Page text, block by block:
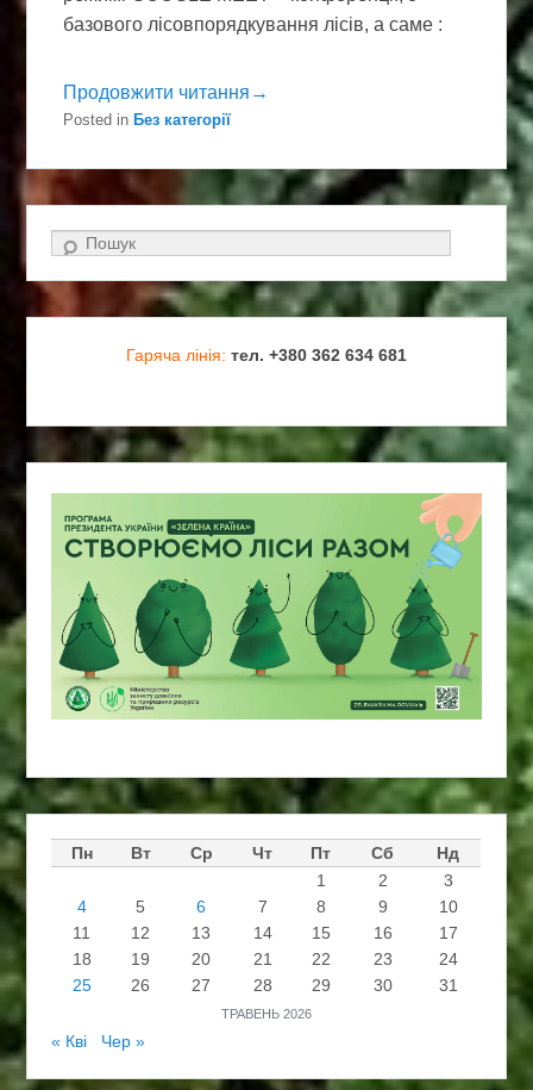
базового лісовпорядкування лісів, а саме :
Продовжити читання→
Posted in Без категорії
Search
Гаряча лінія: тел. +380 362 634 681
ТРАВЕНЬ 2026
Пн Вт Ср Чт Пт Сб
Нд
1
2
3
4
5 6 7 8 9
10
11
12 13 14 15 16
17
18
19 20 21 22 23
24
25
26 27 28 29 30 31
« Кві Чер »